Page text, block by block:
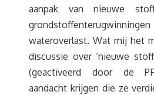
aanpak van nieuwe
wateroverlast. Wat mij het
discussie over ‘nieuwe
(geactiveerd door de
aandacht krijgen die ze